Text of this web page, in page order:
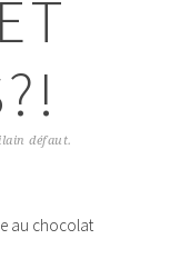
défaut.
au chocolat